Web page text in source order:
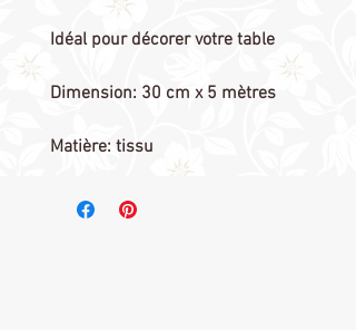
Idéal pour décorer votre table
Dimension: 30 cm x 5 mètres
Matière: tissu